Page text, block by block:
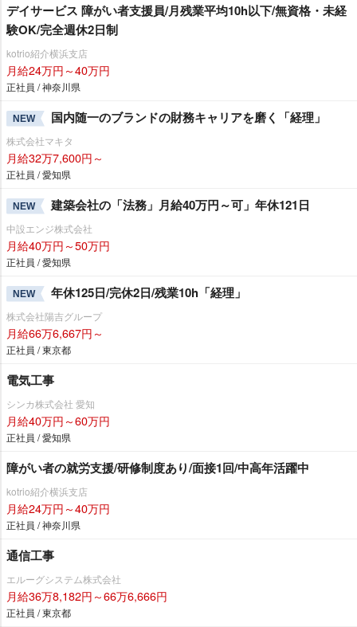
デイサービス 障がい者支援員/月残業平均10h以下/無資格・未経
験OK/完全週休2日制
kotrio紹介横浜支店
月給24万円～40万円
正社員 / 神奈川県
NEW 国内随一のブランドの財務キャリアを磨く「経理」
株式会社マキタ
月給32万7,600円～
正社員 / 愛知県
NEW 建築会社の「法務」月給40万円～可」年休121日
中設エンジ株式会社
月給40万円～50万円
正社員 / 愛知県
NEW 年休125日/完休2日/残業10h「経理」
株式会社陽吉グループ
月給66万6,667円～
正社員 / 東京都
電気工事
シンカ株式会社 愛知
月給40万円～60万円
正社員 / 愛知県
障がい者の就労支援/研修制度あり/面接1回/中高年活躍中
kotrio紹介横浜支店
月給24万円～40万円
正社員 / 神奈川県
通信工事
エルーグシステム株式会社
月給36万8,182円～66万6,666円
正社員 / 東京都